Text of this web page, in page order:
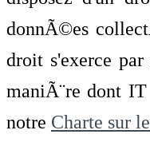
donnÃ©es
droit s'exerce
maniÃ¨re dont
notre Charte sur